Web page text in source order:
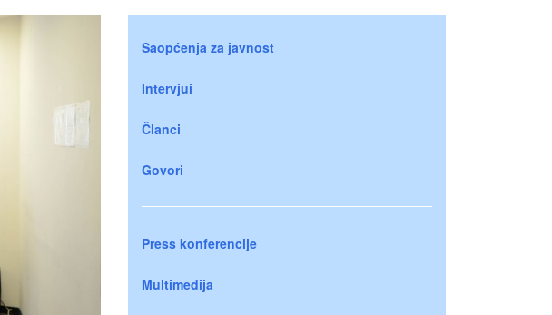
Saopćenja za javnost
Intervjui
Članci
Govori
Press konferencije
Multimedija